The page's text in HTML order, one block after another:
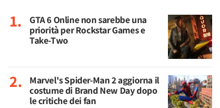
GTA 6 Online non sarebbe una
priorità per Rockstar Games e
Take-Two
Marvel's Spider-Man 2 aggiorna il
costume di Brand New Day dopo
le critiche dei fan